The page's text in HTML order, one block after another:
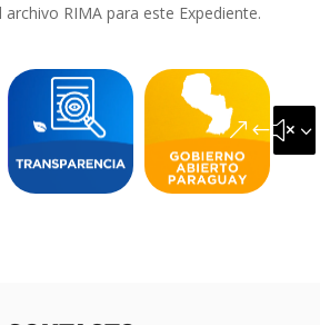
RIMA para este Expediente.